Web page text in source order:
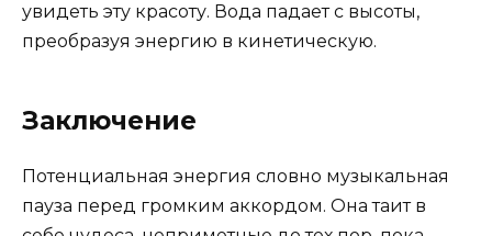
увидеть эту красоту. Вода падает с высоты,
преобразуя энергию в кинетическую.
Заключение
Потенциальная энергия словно музыкальная
пауза перед громким аккордом. Она таит в